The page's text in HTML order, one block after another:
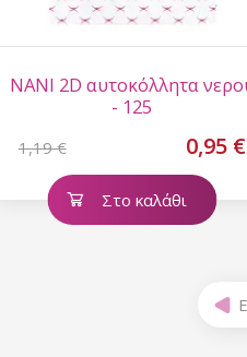
NANI 2D αυτοκόλλητα
- 125
1,19 € 0,95 €
Στο καλάθι